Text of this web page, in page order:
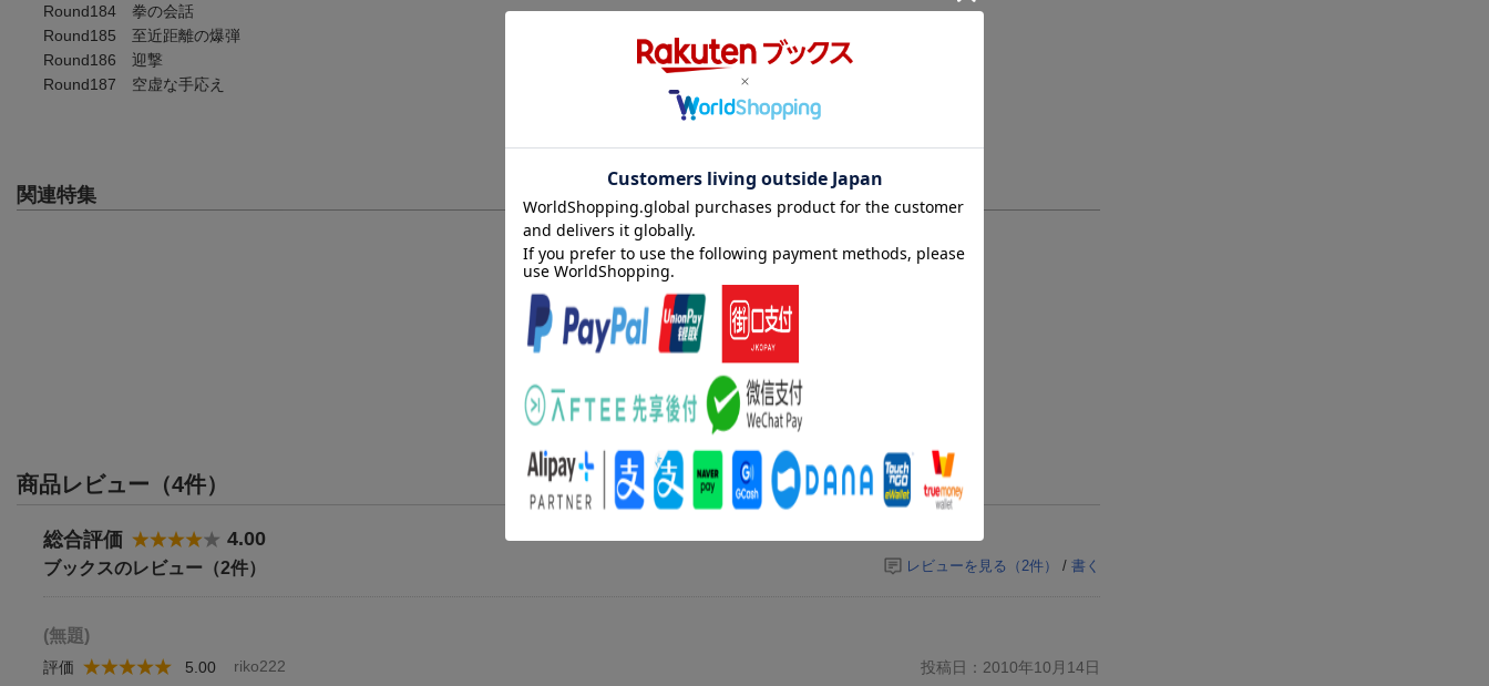
Round184 拳の会話
Round185 至近距離の爆弾
Round186 迎撃
Round187 空虚な手応え
関連特集
商品レビュー（4件）
総合評価 4.00
ブックスのレビュー（2件） レビューを見る（ 2件） / 書く
(無題)
riko222
評価 5.00
投稿日：2010年10月14日